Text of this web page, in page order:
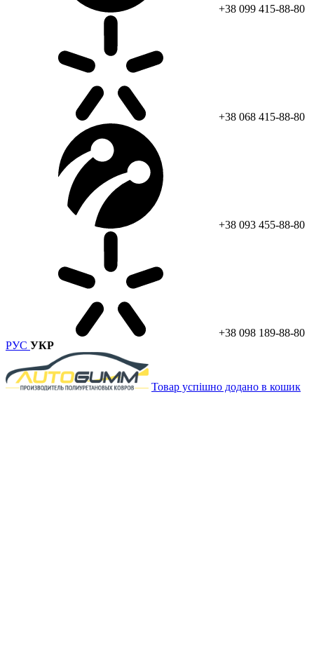
+38 099 415-88-80
+38 068 415-88-80
+38 093 455-88-80
+38 098 189-88-80
РУС УКР
Товар успішно додано в кошик